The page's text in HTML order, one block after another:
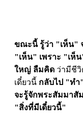
ขณะนี้ รู้ว่า "เห็น"
"เห็น" เพราะ "เห็
ใหญ่ ลืมคิด ว่ามีชีวิ
เดี๋ยวนี้ กลับไป "ทำ
จะรู้จักพระสัมมาสั
"สิ่งที่มีเดี๋ยวนี้"